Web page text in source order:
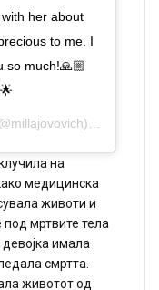
her about
to me. I
so much!🙏🏼
on
на
медицинска
животи и
под мртвите тела
имала
смртта.
животот од